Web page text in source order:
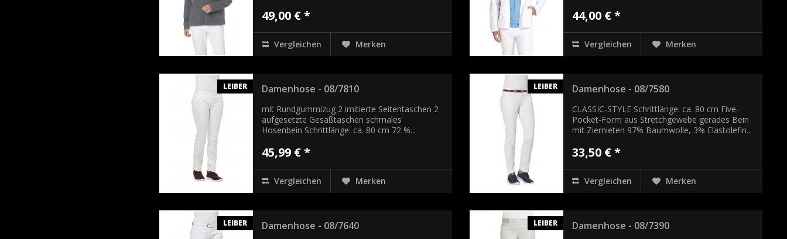
49,00 € *
Vergleichen Merken
44,00 € *
Vergleichen Merken
LEIBER Damenhose - 08/7810
mit Rundgummizug 2 imitierte Seitentaschen 2
aufgesetzte Gesäßtaschen schmales
Hosenbein Schrittlänge: ca. 80 cm 72 %...
45,99 € *
Vergleichen Merken
LEIBER Damenhose - 08/7580
CLASSIC-STYLE Schrittlänge: ca. 80 cm Five-
Pocket-Form aus Stretchgewebe gerades Bein
mit Ziernieten 97% Baumwolle, 3% Elastolefin...
33,50 € *
Vergleichen Merken
LEIBER Damenhose - 08/7640 LEIBER Damenhose - 08/7390